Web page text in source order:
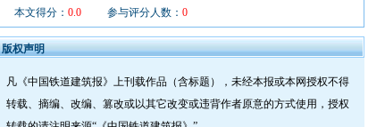
本文得分： 0.0 参与评分人数： 0
版权声明
凡《中国铁道建筑报》上刊载作品（含标题），未经本报或本网授权不得
转载、摘编、改编、篡改或以其它改变或违背作者原意的方式使用，授权